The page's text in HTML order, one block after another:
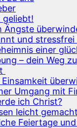
geliebt!
Ängste
und stressfrei
einer
– dein Weg
Einsamkeit
Umgang mit
ich Christ?
leicht gemacht
Feiertage